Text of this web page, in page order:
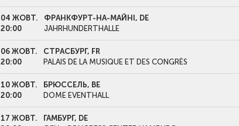
04 ЖОВТ.
20:00
ФРАНКФУРТ-НА-МАЙНІ, DE
JAHRHUNDERTHALLE
06 ЖОВТ.
20:00
СТРАСБУРГ, FR
PALAIS DE LA MUSIQUE ET DES CONGRÈS
10 ЖОВТ.
20:00
БРЮССЕЛЬ, BE
DOME EVENTHALL
17 ЖОВТ.
ГАМБУРГ, DE